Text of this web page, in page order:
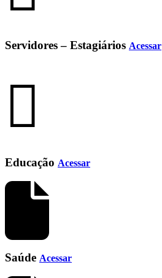
Servidores – Estagiários Acessar
Educação Acessar
Saúde Acessar